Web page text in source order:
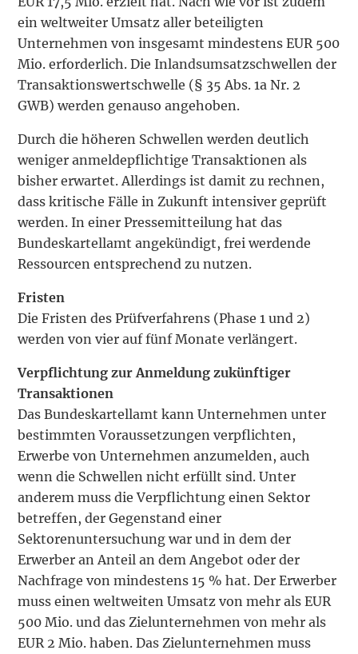
ein weltweiter Umsatz aller beteiligten
Unternehmen von insgesamt mindestens EUR 500
Mio. erforderlich. Die Inlandsumsatzschwellen der
Transaktionswertschwelle (§ 35 Abs. 1a Nr. 2
GWB) werden genauso angehoben.
Durch die höheren Schwellen werden deutlich
weniger anmeldepflichtige Transaktionen als
bisher erwartet. Allerdings ist damit zu rechnen,
dass kritische Fälle in Zukunft intensiver geprüft
werden. In einer Pressemitteilung hat das
Bundeskartellamt angekündigt, frei werdende
Ressourcen entsprechend zu nutzen.
Fristen
Die Fristen des Prüfverfahrens (Phase 1 und 2)
werden von vier auf fünf Monate verlängert.
Verpflichtung zur Anmeldung zukünftiger
Transaktionen
Das Bundeskartellamt kann Unternehmen unter
bestimmten Voraussetzungen verpflichten,
Erwerbe von Unternehmen anzumelden, auch
wenn die Schwellen nicht erfüllt sind. Unter
anderem muss die Verpflichtung einen Sektor
betreffen, der Gegenstand einer
Sektorenuntersuchung war und in dem der
Erwerber an Anteil an dem Angebot oder der
Nachfrage von mindestens 15 % hat. Der Erwerber
muss einen weltweiten Umsatz von mehr als EUR
500 Mio. und das Zielunternehmen von mehr als
EUR 2 Mio. haben. Das Zielunternehmen muss